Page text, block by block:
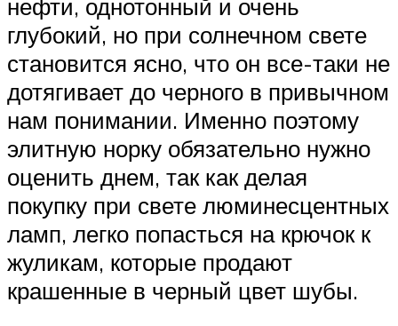
нефти, однотонный и очень
глубокий, но при солнечном свете
становится ясно, что он все-таки не
дотягивает до черного в привычном
нам понимании. Именно поэтому
элитную норку обязательно нужно
оценить днем, так как делая
покупку при свете люминесцентных
ламп, легко попасться на крючок к
жуликам, которые продают
крашенные в черный цвет шубы.